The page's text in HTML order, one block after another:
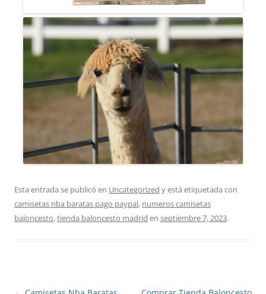
Esta entrada se publicó en Uncategorized y está etiquetada con
camisetas nba baratas pago paypal, numeros camisetas
baloncesto,tienda baloncesto madrid en septiembre 7, 2023.